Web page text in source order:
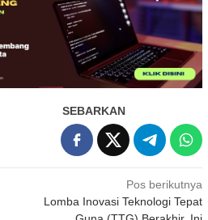
SEBARKAN
Pos berikutnya
Lomba Inovasi Teknologi Tepat